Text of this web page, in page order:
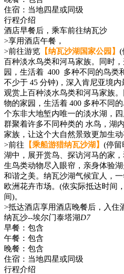
住宿： 当地四星或同级
行程介绍
酒店早餐后，乘车前往纳瓦沙
>享用酒店午餐，
>前往游览 【纳瓦沙湖国家公园】 (
百种淡水鸟类和河马家族。同时
园，生活着 400 多种不同的鸟类
不少于 45 分钟)，深入肯尼亚境内
观赏上百种淡水鸟类和河马家族
物的家园，生活着 400 多种不同
个东非大地堑内唯一的淡水湖，
群聚着许多不同种类的 水鸟，湖
家族，让这个大自然景致更加生动
>前往 【乘船游猎纳瓦沙湖】 (停留
湖中，展开赏鸟、探访河马的家
生鸟类动物尽入眼帘，亲身体验
和谐之美。纳瓦沙湖气候宜人，
欧洲花卉市场。(依实际抵达时间
间)。
>抵达酒店享用酒店晚餐后，入住
纳瓦沙--埃尔门泰塔湖D7
早餐： 包含
午餐： 包含
晚餐： 包含
住宿： 当地四星或同级
行程介绍